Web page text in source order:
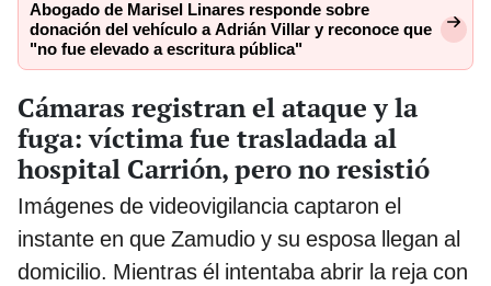
Abogado de Marisel Linares responde sobre
donación del vehículo a Adrián Villar y reconoce que
"no fue elevado a escritura pública"
Cámaras registran el ataque y la
fuga: víctima fue trasladada al
hospital Carrión, pero no resistió
Imágenes de videovigilancia captaron el
instante en que Zamudio y su esposa llegan al
domicilio. Mientras él intentaba abrir la reja con